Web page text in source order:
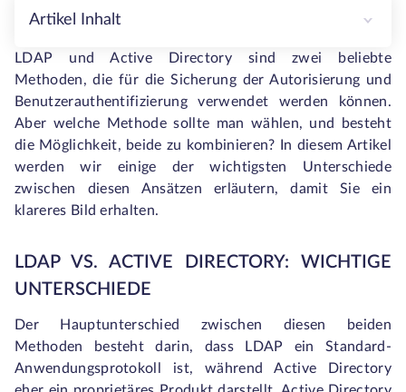
Artikel Inhalt
LDAP und Active Directory sind zwei beliebte
Methoden, die für die Sicherung der Autorisierung und
Benutzerauthentifizierung verwendet werden können.
Aber welche Methode sollte man wählen, und besteht
die Möglichkeit, beide zu kombinieren? In diesem Artikel
werden wir einige der wichtigsten Unterschiede
zwischen diesen Ansätzen erläutern, damit Sie ein
klareres Bild erhalten.
LDAP VS. ACTIVE DIRECTORY: WICHTIGE
UNTERSCHIEDE
Der Hauptunterschied zwischen diesen beiden
Methoden besteht darin, dass LDAP ein Standard-
Anwendungsprotokoll ist, während Active Directory